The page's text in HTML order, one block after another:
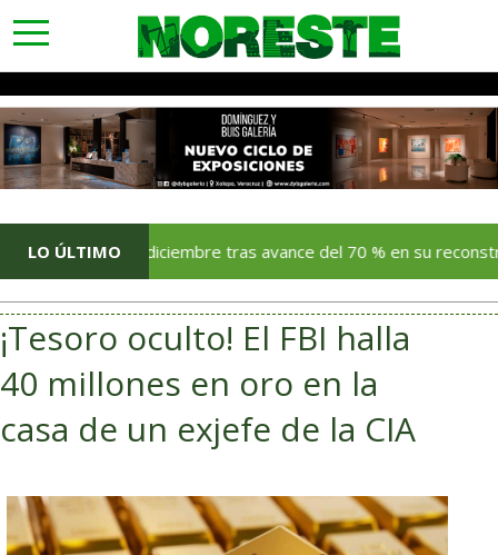
toggle
navigation
LO ÚLTIMO
en diciembre tras avance del 70 % en su reconstrucción
¡Tesoro oculto! El FBI halla
40 millones en oro en la
casa de un exjefe de la CIA